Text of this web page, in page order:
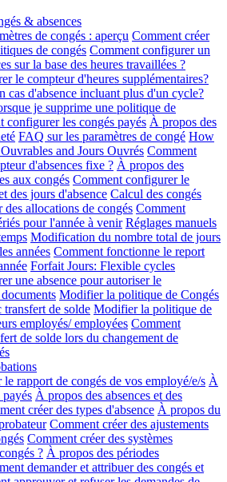
& absences
de congés : aperçu Comment créer
de congés Comment configurer un
sur la base des heures travaillées ?
le compteur d'heures supplémentaires?
cas d'absence incluant plus d'un cycle?
je supprime une politique de
configurer les congés payés À propos des
FAQ sur les paramètres de congé How
and Jours Ouvrés Comment
d'absences fixe ? À propos des
aux congés Comment configurer le
des jours d'absence Calcul des congés
allocations de congés Comment
pour l'année à venir Réglages manuels
Modification du nombre total de jours
années Comment fonctionne le report
Forfait Jours: Flexible cycles
une absence pour autoriser le
Modifier la politique de Congés
de solde Modifier la politique de
employés/ employées Comment
de solde lors du changement de
rapport de congés de vos employé/e/s À
payés À propos des absences et des
créer des types d'absence À propos du
Comment créer des ajustements
Comment créer des systèmes
? À propos des périodes
demander et attribuer des congés et